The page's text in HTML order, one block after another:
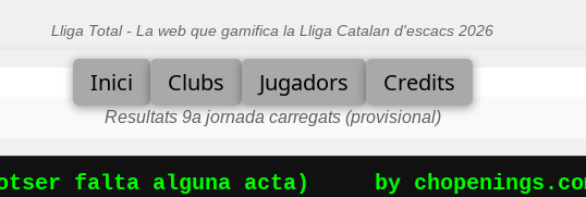
Lliga Total - La web que gamifica la Lliga Catalan d'escacs 2026
Inici Clubs Jugadors Credits
Resultats 9a jornada carregats (provisional)
falta alguna acta) by